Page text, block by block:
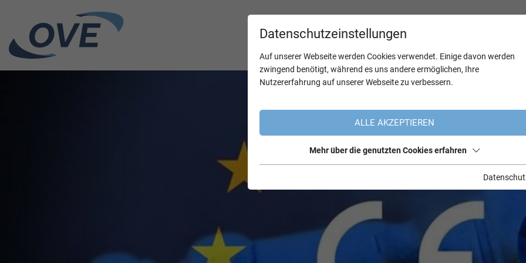
Datenschutzeinstellungen
Auf unserer Webseite werden Cookies verwendet. Einige davon werden
zwingend benötigt, während es uns andere ermöglichen, Ihre
Nutzererfahrung auf unserer Webseite zu verbessern.
ALLE AKZEPTIEREN
Mehr über die genutzten Cookies erfahren